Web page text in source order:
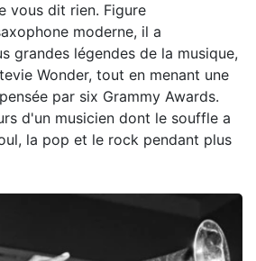
vous dit rien. Figure
moderne, il a
grandes légendes de la musique,
Wonder, tout en menant une
par six Grammy Awards.
d'un musicien dont le souffle a
la pop et le rock pendant plus